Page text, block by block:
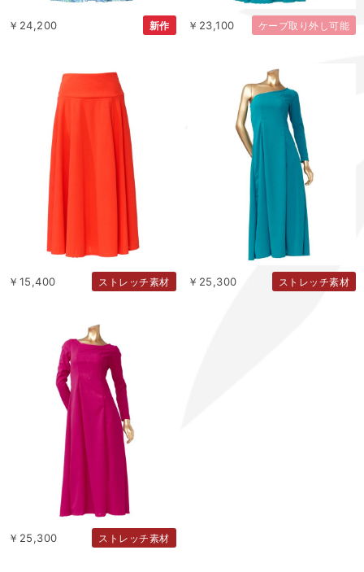
￥24,200 新作 ￥23,100 ケープ取り外し可能
￥15,400 ストレッチ素材 ￥25,300 ストレッチ素材
￥25,300 ストレッチ素材